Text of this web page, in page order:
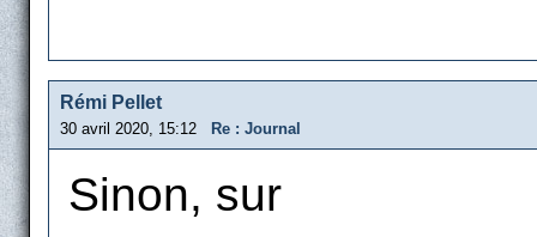
Rémi Pellet
30 avril 2020, 15:12 Re : Journal
Sinon, sur